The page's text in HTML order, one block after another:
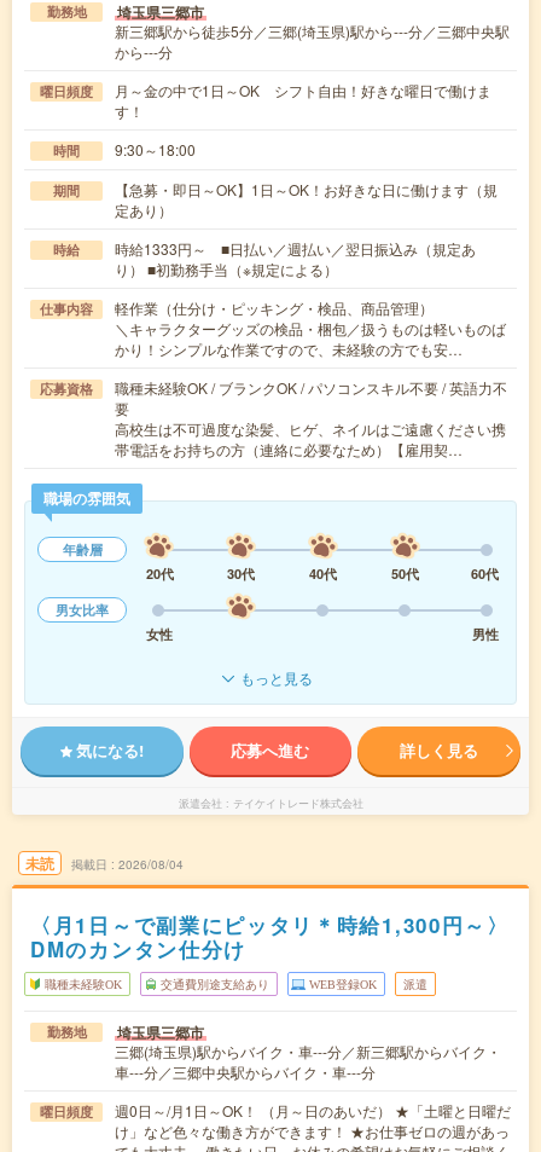
勤務地 埼玉県三郷市
新三郷駅から徒歩5分／三郷(埼玉県)駅から---分／三郷中央駅
から---分
曜日頻度
月～金の中で1日～OK シフト自由！好きな曜日で働けま
す！
時間 9:30～18:00
期間
【急募・即日～OK】1日～OK！お好きな日に働けます（規
定あり）
時給
時給1333円～ ■日払い／週払い／翌日振込み（規定あ
り） ■初勤務手当（※規定による）
仕事内容
軽作業（仕分け・ピッキング・検品、商品管理）
＼キャラクターグッズの検品・梱包／扱うものは軽いものば
かり！シンプルな作業ですので、未経験の方でも安…
応募資格
職種未経験OK / ブランクOK / パソコンスキル不要 / 英語力不
要
高校生は不可過度な染髪、ヒゲ、ネイルはご遠慮ください携
帯電話をお持ちの方（連絡に必要なため）【雇用契…
職場の雰囲気
年齢層
20代
30代 40代 50代
60代
男女比率
女性
男性
もっと見る
気になる! 応募へ進む 詳しく見る
派遣会社 テイケイトレード株式会社
未読 掲載日 2026/08/04
〈月1日～で副業にピッタリ＊時給1,300円～〉
DMのカンタン仕分け
職種未経験OK 交通費別途支給あり WEB登録OK 派遣
勤務地 埼玉県三郷市
三郷(埼玉県)駅からバイク・車---分／新三郷駅からバイク・
車---分／三郷中央駅からバイク・車---分
曜日頻度
週0日～/月1日～OK！ （月～日のあいだ） ★「土曜と日曜だ
け」など色々な働き方ができます！ ★お仕事ゼロの週があっ